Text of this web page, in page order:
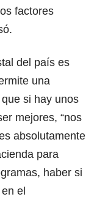
factores
del país es
una
si hay unos
mejores, “nos
absolutamente
para
haber si
el